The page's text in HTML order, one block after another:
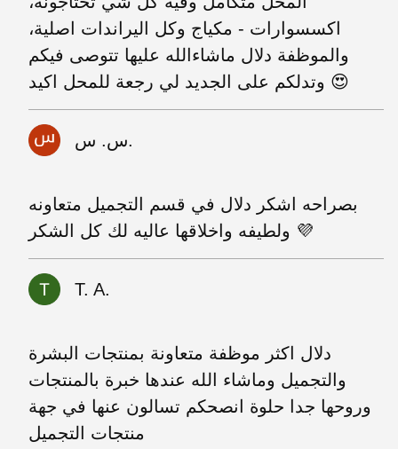
اكسسوارات - مكياج وكل اليراندات اصلية،
والموظفة دلال ماشاءالله عليها تتوصى فيكم
وتدلكم على الجديد لي رجعة للمحل اكيد 😍
س. س.
بصراحه اشكر دلال في قسم التجميل متعاونه
ولطيفه واخلاقها عاليه لك كل الشكر 💜
T. A.
دلال اكثر موظفة متعاونة بمنتجات البشرة
والتجميل وماشاء الله عندها خبرة بالمنتجات
وروحها جدا حلوة انصحكم تسالون عنها في جهة
منتجات التجميل